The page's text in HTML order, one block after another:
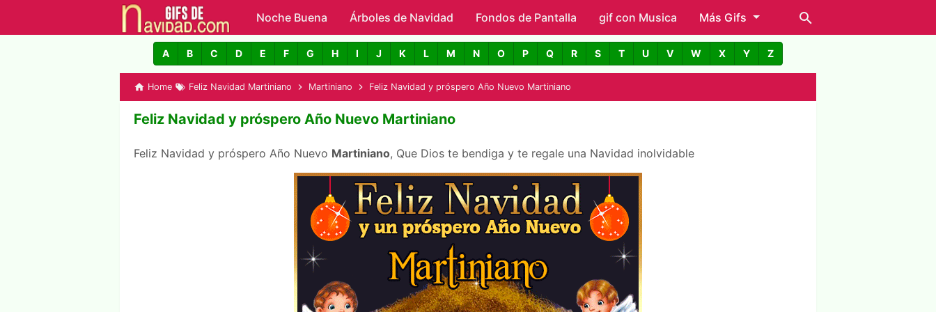
Skip to main content
Noche Buena Árboles de Navidad Fondos de Pantalla gif con Musica Más Gifs
GIFs de Navidad con Nombres
A B C D E F G H I J K L M N O P Q R S T U V W X Y Z
Home Feliz Navidad Martiniano Martiniano Feliz Navidad y próspero Año Nuevo Martiniano
Feliz Navidad y próspero Año Nuevo Martiniano
Feliz Navidad y próspero Año Nuevo Martiniano, Que Dios te bendiga y te regale una Navidad inolvidable